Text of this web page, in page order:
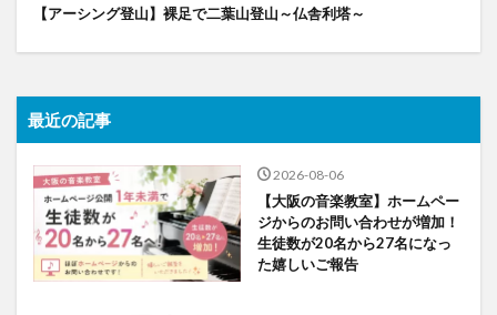
【アーシング登山】裸足で二葉山登山～仏舎利塔～
最近の記事
2026-08-06
【大阪の音楽教室】ホームペー
ジからのお問い合わせが増加！
生徒数が20名から27名になっ
た嬉しいご報告